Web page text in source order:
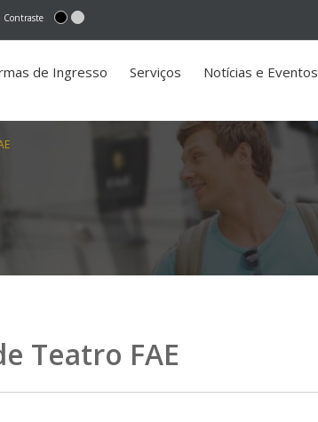
Contraste
de Ingresso Serviços Notícias e Eventos
Teatro FAE